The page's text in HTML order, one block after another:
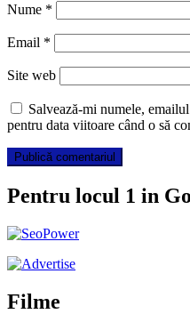
Nume *
Email *
Site web
Salvează-mi numele,
pentru data viitoare când o să
Pentru locul 1 in
Filme